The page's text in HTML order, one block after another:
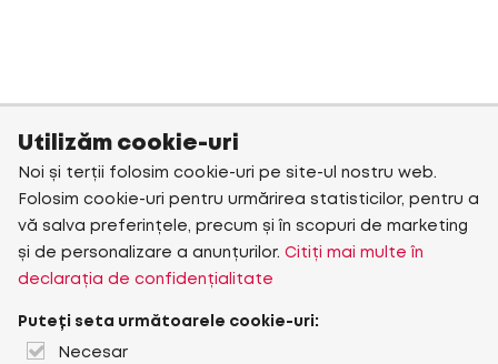
Utilizăm cookie-uri
Noi și terții folosim cookie-uri pe site-ul nostru web.
Folosim cookie-uri pentru urmărirea statisticilor, pentru a
vă salva preferințele, precum și în scopuri de marketing
și de personalizare a anunțurilor. Citiți mai multe în
declarația de confidențialitate
Puteți seta următoarele cookie-uri:
Necesar